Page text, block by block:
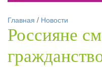
Главная / Новости
Россияне